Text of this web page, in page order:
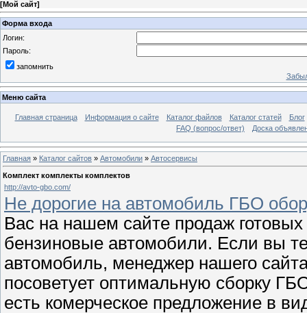
[Мой сайт]
Форма входа
Логин:
Пароль:
запомнить
Меню сайта
Главная страница Информация о сайте Каталог файлов Каталог статей
Блог
FAQ (вопрос/ответ)
Доска
Главная » Каталог сайтов » Автомобили » Автосервисы
Комплект комплекты комплектов
http://avto-gbo.com/
Не дорогие на автомобиль ГБО
Вас на нашем сайте продаж
бензиновые автомобили. Если вы
автомобиль, менеджер нашего
посоветует оптимальную сборку
есть комерческое предложение в